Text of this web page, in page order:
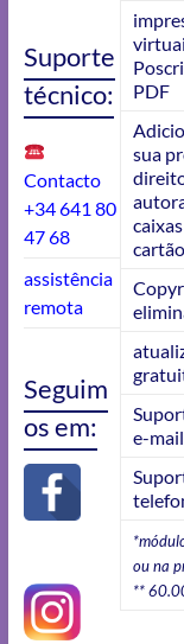
PDF
sua
cartão
e-mail
ou na
**
Suporte
técnico:
Contacto
+34 641 80
47 68
assistência
remota
Seguim
os em: